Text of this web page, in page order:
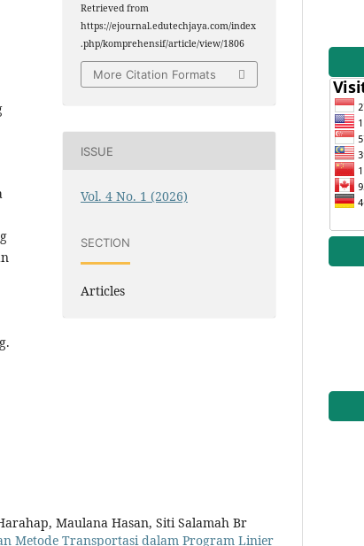
Retrieved from
https://ejournal.edutechjaya.com/index
.php/komprehensif/article/view/1806
More Citation Formats
ISSUE
Vol. 4 No. 1 (2026)
SECTION
Articles
Maulana Hasan, Siti Salamah Br
Metode Transportasi dalam Program Linier